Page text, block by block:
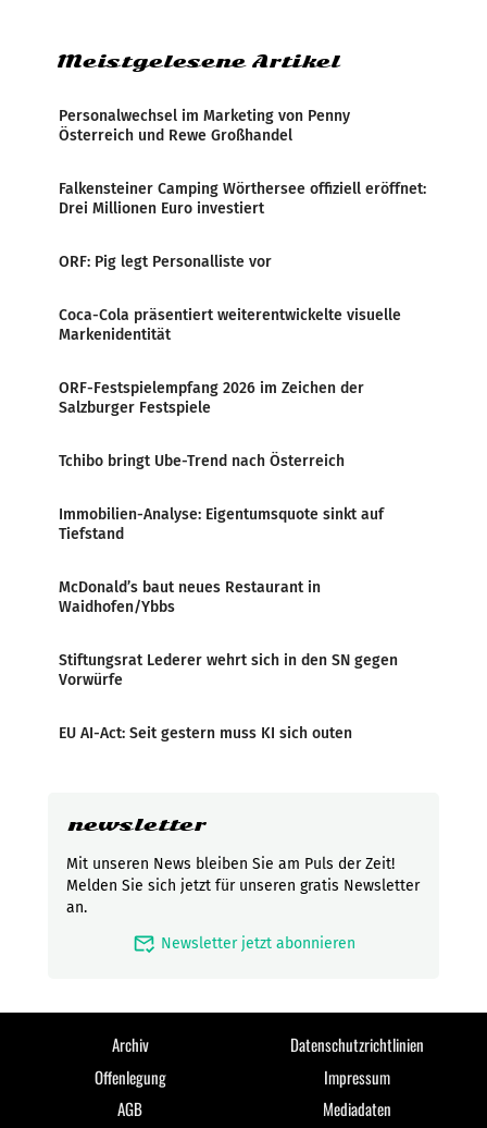
Meistgelesene Artikel
Personalwechsel im Marketing von Penny
Österreich und Rewe Großhandel
Falkensteiner Camping Wörthersee offiziell eröffnet:
Drei Millionen Euro investiert
ORF: Pig legt Personalliste vor
Coca-Cola präsentiert weiterentwickelte visuelle
Markenidentität
ORF-Festspielempfang 2026 im Zeichen der
Salzburger Festspiele
Tchibo bringt Ube-Trend nach Österreich
Immobilien-Analyse: Eigentumsquote sinkt auf
Tiefstand
McDonald’s baut neues Restaurant in
Waidhofen/Ybbs
Stiftungsrat Lederer wehrt sich in den SN gegen
Vorwürfe
EU AI-Act: Seit gestern muss KI sich outen
newsletter
Mit unseren News bleiben Sie am Puls der Zeit!
Melden Sie sich jetzt für unseren gratis Newsletter
an.
mark_email_read Newsletter jetzt abonnieren
Archiv
Datenschutzrichtlinien
Offenlegung
Impressum
AGB
Mediadaten